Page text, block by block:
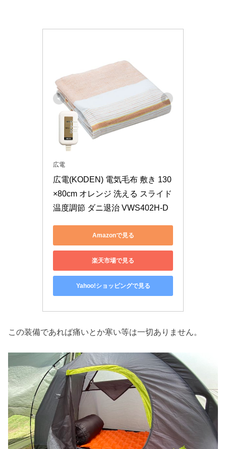
広電
広電(KODEN) 電気毛布 敷き 130
×80cm オレンジ 洗える スライド
温度調節 ダニ退治 VWS402H-D
Amazonで見る
楽天市場で見る
Yahoo!ショッピングで見る
この装備であれば痛いとか寒い等は一切ありません。